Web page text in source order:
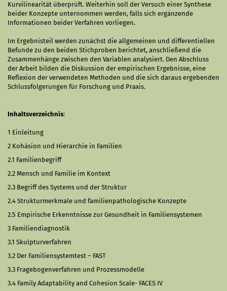
Kurvilinearität überprüft. Weiterhin soll der Versuch einer Synthese
beider Konzepte unternommen werden, falls sich ergänzende
Informationen beider Verfahren vorliegen.
Im Ergebnisteil werden zunächst die allgemeinen und differentiellen
Befunde zu den beiden Stichproben berichtet, anschließend die
Zusammenhänge zwischen den Variablen analysiert. Den Abschluss
der Arbeit bilden die Diskussion der empirischen Ergebnisse, eine
Reflexion der verwendeten Methoden und die sich daraus ergebenden
Schlussfolgerungen für Forschung und Praxis.
Inhaltsverzeichnis:
1 Einleitung
2 Kohäsion und Hierarchie in Familien
2.1 Familienbegriff
2.2 Mensch und Familie im Kontext
2.3 Begriff des Systems und der Struktur
2.4 Strukturmerkmale und familienpathologische Konzepte
2.5 Empirische Erkenntnisse zur Gesundheit in Familiensystemen
3 Familiendiagnostik
3.1 Skulpturverfahren
3.2 Der Familiensystemtest – FAST
3.3 Fragebogenverfahren und Prozessmodelle
3.4 Family Adaptability and Cohesion Scale- FACES IV